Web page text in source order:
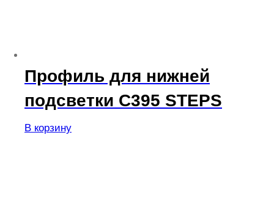
Профиль для нижней
подсветки C395 STEPS
В корзину